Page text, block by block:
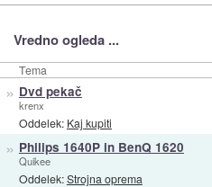
Vredno ogleda ...
Tema
» Dvd pekač
krenx
Oddelek: Kaj kupiti
» Philips 1640P in BenQ 1620
Quikee
Oddelek:Strojna oprema